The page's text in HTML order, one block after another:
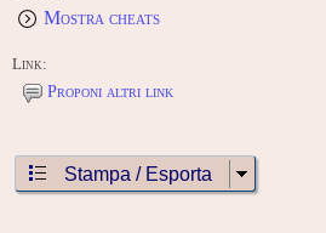
Mostra cheats
Link:
Proponi altri link
Stampa / Esporta